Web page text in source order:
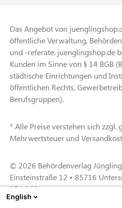
Das Angebot von
öffentliche Verwaltung,
und -referate. juenglingshop.de
Kunden im Sinne von § 14 BGB
städtische Einrichtungen und
öffentlichen Rechts,
Berufsgruppen).
* Alle Preise verstehen sich zzgl.
Mehrwertsteuer und
© 2026 Behördenverlag
Einsteinstraße 12 • 85716
374 360
English